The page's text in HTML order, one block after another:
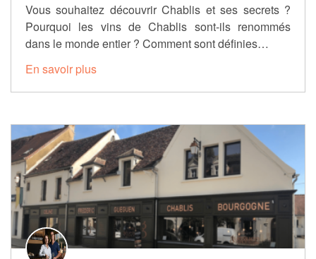
Vous souhaitez découvrir Chablis et ses secrets ?
Pourquoi les vins de Chablis sont-ils renommés
dans le monde entier ? Comment sont définies…
En savoir plus